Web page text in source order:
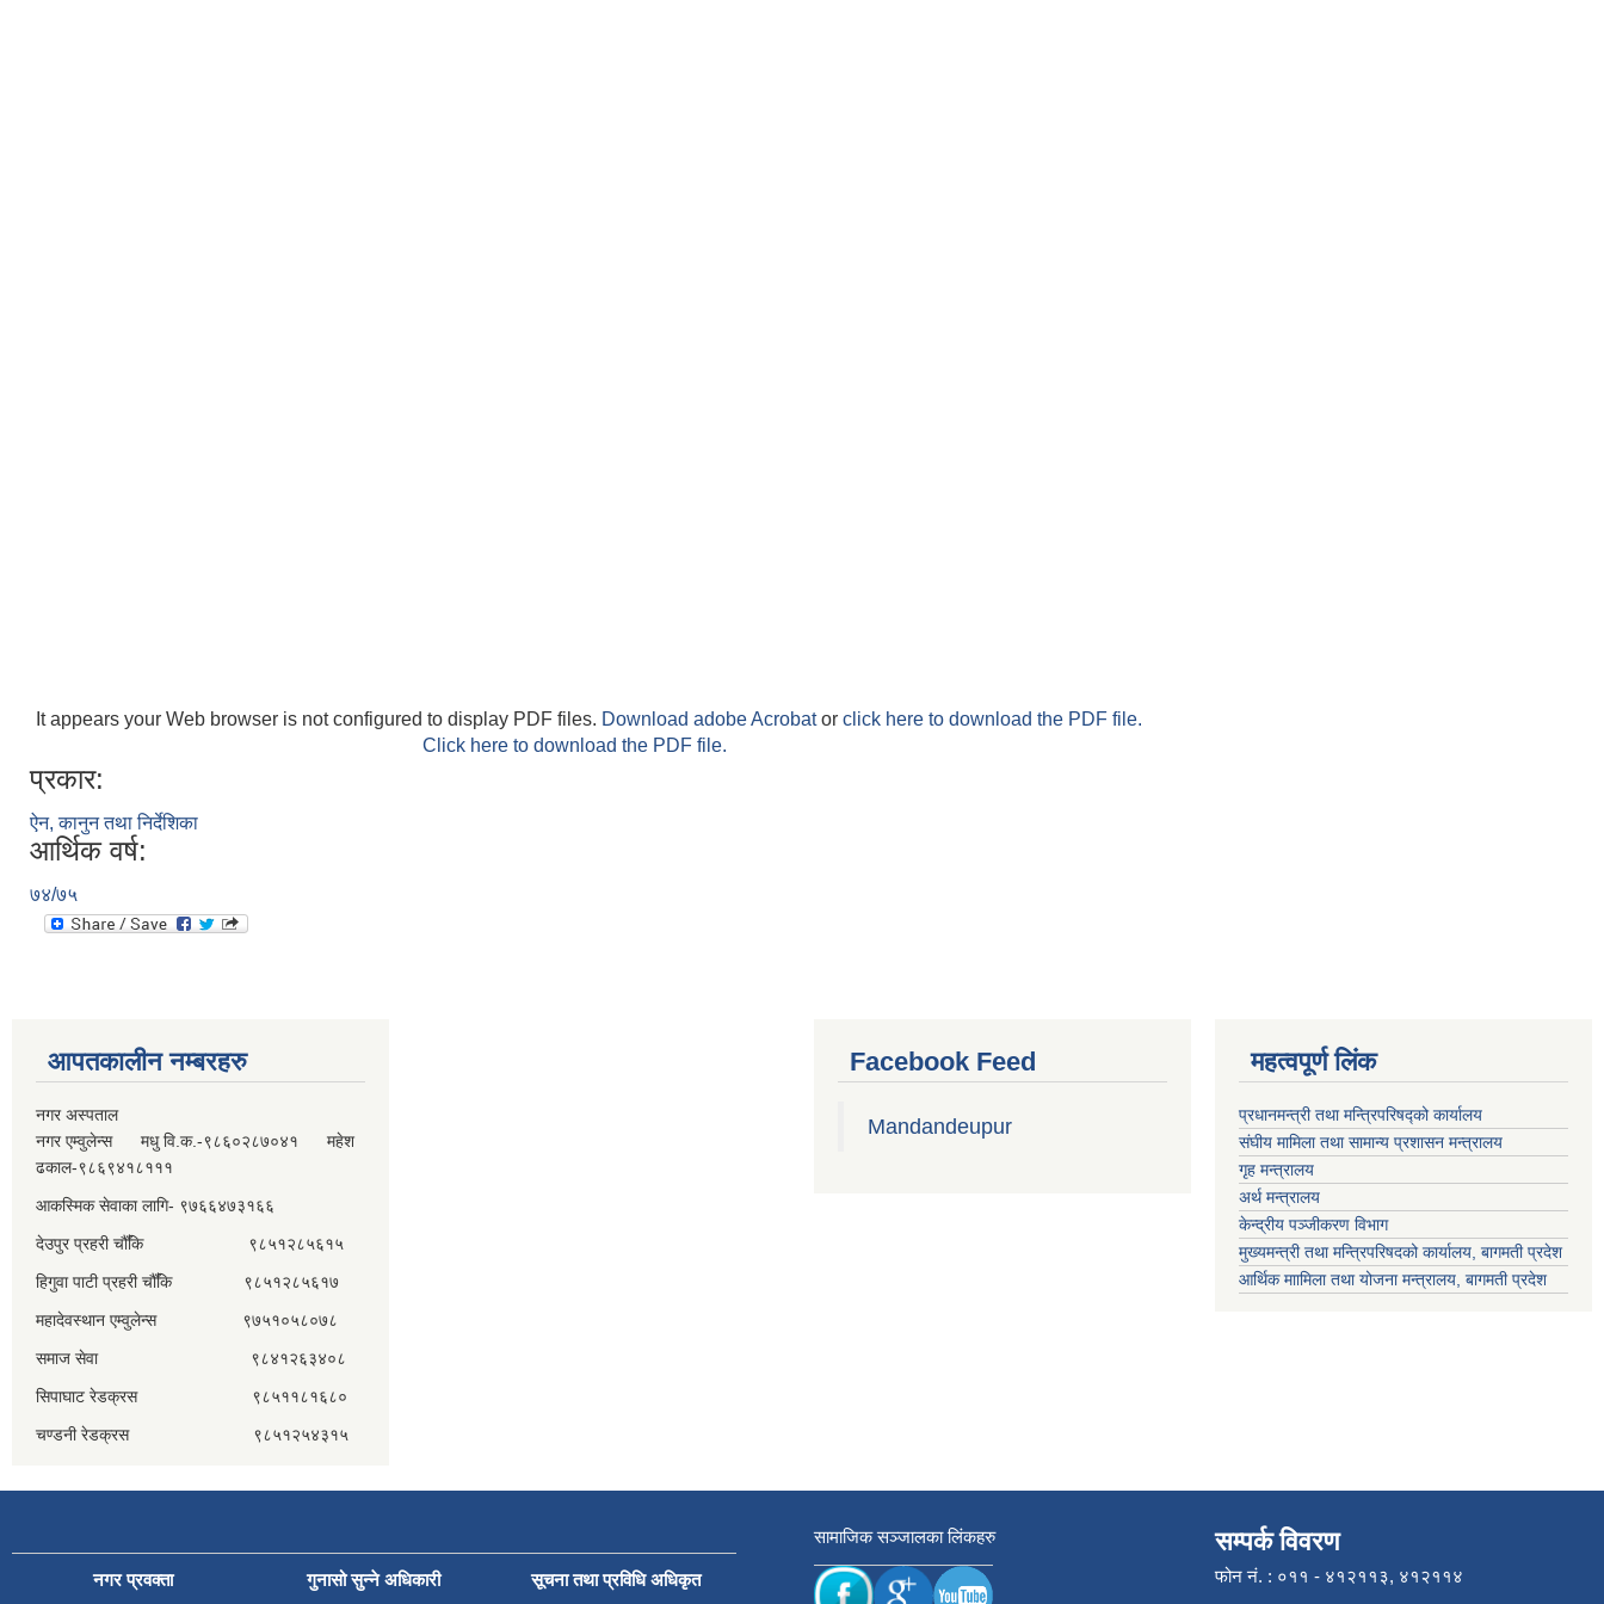
It appears your Web browser is not configured to display PDF files. Download adobe Acrobator click here to download the PDF file.
Click here to download the PDF file.
प्रकार:
ऐन, कानुन तथा निर्देशिका
आर्थिक वर्ष:
७४/७५
आपतकालीन नम्बरहरु
नगर अस्पताल
नगर एम्वुलेन्स मधु वि.क.-९८६०२८७०४१ महेश
ढकाल-९८६९४१८१११
आकस्मिक सेवाका लागि- ९७६६४७३१६६
देउपुर प्रहरी चौँकि ९८५१२८५६१५
हिगुवा पाटी प्रहरी चौँकि ९८५१२८५६१७
महादेवस्थान एम्वुलेन्स ९७५१०५८०७८
समाज सेवा ९८४१२६३४०८
सिपाघाट रेडक्रस ९८५११८१६८०
चण्डनी रेडक्रस ९८५१२५४३१५
Facebook Feed
Mandandeupur
महत्वपूर्ण लिंक
प्रधानमन्त्री तथा मन्त्रिपरिषद्को कार्यालय
संघीय मामिला तथा सामान्य प्रशासन मन्त्रालय
गृह मन्त्रालय
अर्थ मन्त्रालय
केन्द्रीय पञ्जीकरण विभाग
मुख्यमन्त्री तथा मन्त्रिपरिषदको कार्यालय, बागमती प्रदेश
आर्थिक माामिला तथा योजना मन्त्रालय, बागमती प्रदेश
नगर प्रवक्ता गुनासो सुन्ने अधिकारी सूचना तथा प्रविधि अधिकृत
सामाजिक सञ्जालका लिंकहरु सम्पर्क विवरण
फोन नं. : ०११ - ४१२११३, ४१२११४